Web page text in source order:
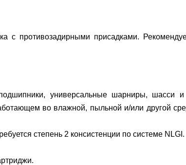
с противозадирными присадками.
универсальные шарниры, шасси
во влажной, пыльной и/или другой
степень 2 консистенции по системе NLGI.